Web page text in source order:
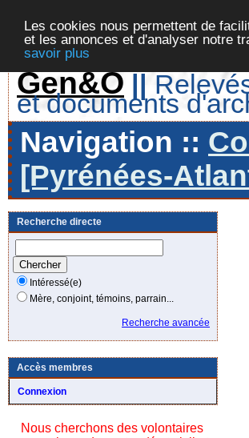
Les cookies nous permettent de
et les annonces et d'analyser notre
savoir plus
Gen&O ||
et documents
Navigation ::
[Pyrénées-
Recherche directe
Intéressé(e)
Mère, conjoint, témoins, parrain...
Recherche avancée
Accès membres
Connexion
Nous cherchons des volontaires